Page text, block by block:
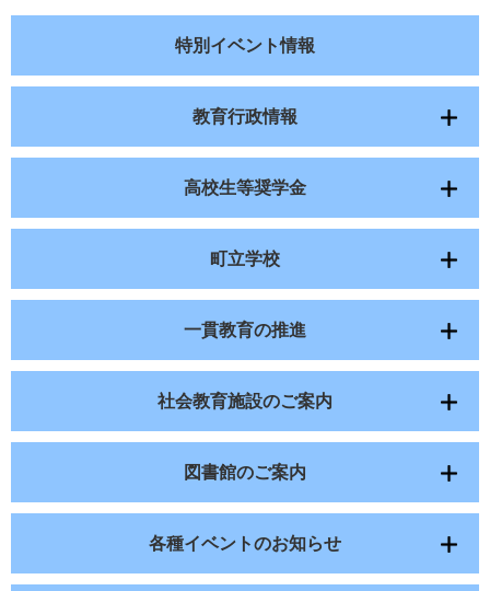
特別イベント情報
教育行政情報
高校生等奨学金
町立学校
一貫教育の推進
社会教育施設のご案内
図書館のご案内
各種イベントのお知らせ